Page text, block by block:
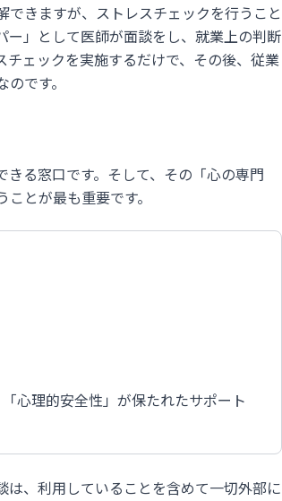
きますが、ストレスチェックを行うこと
」として医師が面談をし、就業上の判断
ェックを実施するだけで、その後、従業
です。
る窓口です。そして、その「心の専門
とが最も重要です。
心理的安全性」が保たれたサポート
、利用していることを含めて一切外部に